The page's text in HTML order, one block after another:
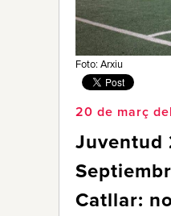
Foto: Arxiu
20 de març
Juventud
Catllar: